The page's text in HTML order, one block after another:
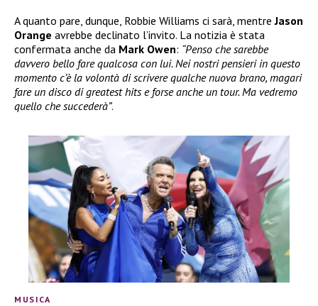
A quanto pare, dunque, Robbie Williams ci sarà, mentreJason
Orange avrebbe declinato l’invito. La notizia è stata
confermata anche da Mark Owen: “Penso che sarebbe
davvero bello fare qualcosa con lui. Nei nostri pensieri in questo
momento c’è la volontà di scrivere qualche nuova brano, magari
fare un disco di greatest hits e forse anche un tour. Ma vedremo
quello che succederà”.
MUSICA